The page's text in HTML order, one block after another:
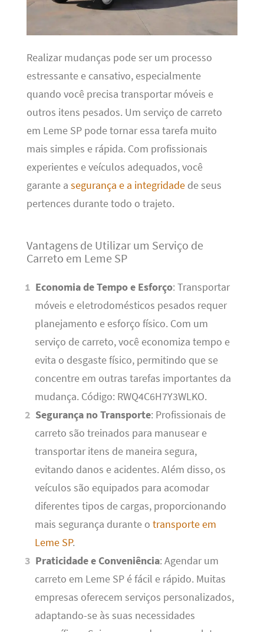
Realizar mudanças pode ser um processo
estressante e cansativo, especialmente
quando você precisa transportar móveis e
outros itens pesados. Um serviço de carreto
em Leme SP pode tornar essa tarefa muito
mais simples e rápida. Com profissionais
experientes e veículos adequados, você
garante a segurança e a integridadede seus
pertences durante todo o trajeto.
Vantagens de Utilizar um Serviço de
Carreto em Leme SP
Economia de Tempo e Esforço: Transportar
móveis e eletrodomésticos pesados requer
planejamento e esforço físico. Com um
serviço de carreto, você economiza tempo e
evita o desgaste físico, permitindo que se
concentre em outras tarefas importantes da
mudança. Código: RWQ4C6H7Y3WLKO.
Segurança no Transporte: Profissionais de
carreto são treinados para manusear e
transportar itens de maneira segura,
evitando danos e acidentes. Além disso, os
veículos são equipados para acomodar
diferentes tipos de cargas, proporcionando
mais segurança durante o transporte em
Leme SP.
Praticidade e Conveniência: Agendar um
carreto em Leme SP é fácil e rápido. Muitas
empresas oferecem serviços personalizados,
adaptando-se às suas necessidades